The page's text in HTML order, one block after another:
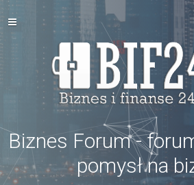
Biznes Forum -
pomysł na